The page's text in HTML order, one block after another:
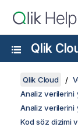
Qlik
Qlik Cloud
Analiz verilerini
Analiz verilerini
Kod söz dizimi